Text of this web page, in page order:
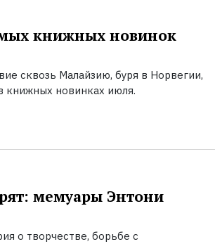
книжных новинок
сквозь Малайзию, буря в Норвегии,
книжных новинках июля.
мемуары Энтони
о творчестве, борьбе с